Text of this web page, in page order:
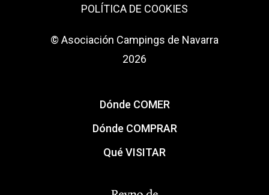
POLÍTICA DE COOKIES
© Asociación Campings de Navarra
2026
Dónde COMER
Dónde COMPRAR
Qué VISITAR